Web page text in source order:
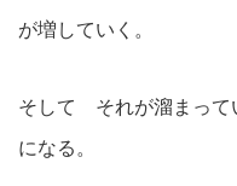
が増していく。
そして それが溜まって
になる。